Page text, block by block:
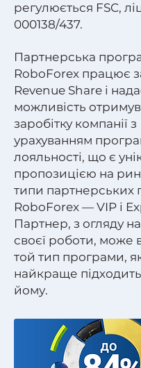
регулюється FSC,
000138/437.
Партнерська
RoboForex працює
Revenue Share і
можливість
заробітку компанії з
урахуванням
лояльності, що є
пропозицією на
типи партнерських
RoboForex — VIP і
Партнер, з огляду
своєї роботи, може
той тип програми,
найкраще
йому.